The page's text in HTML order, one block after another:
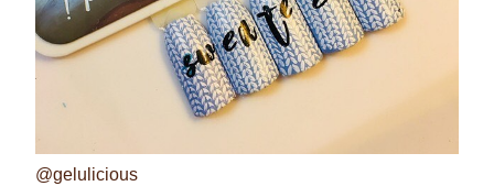
@gelulicious